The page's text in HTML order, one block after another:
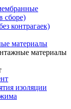
сборе)
контрагаек)
материалы
материалы
изоляции